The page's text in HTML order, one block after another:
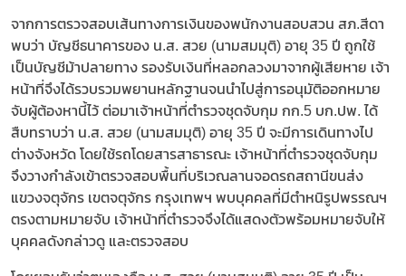
จากการตรวจสอบเส้นทางการเงินของพนักงานสอบสวน สภ.สีดา
พบว่า บัญชีธนาคารของ น.ส. สวย (นามสมมุติ) อายุ 35 ปี ถูกใช้
เป็นบัญชีม้าปลายทาง รองรับเงินที่หลอกลวงมาจากผู้เสียหาย เจ้า
หน้าที่จึงได้รวบรวมพยานหลักฐานจนนำไปสู่การอนุมัติออกหมาย
จับผู้ต้องหานี้ไว้ ต่อมาเจ้าหน้าที่ตำรวจชุดจับกุม กก.5 บก.ปพ. ได้
สืบทราบว่า น.ส. สวย (นามสมมุติ) อายุ 35 ปี จะมีการเดินทางไป
ต่างจังหวัด โดยใช้รถโดยสารสาธารณะ เจ้าหน้าที่ตำรวจชุดจับกุม
จึงวางกำลังเข้าตรวจสอบพื้นที่บริเวณลานจอดรถสถานีขนส่ง
แขวงจตุจักร เขตจตุจักร กรุงเทพฯ พบบุคคลที่มีตำหนิรูปพรรณฯ
ตรงตามหมายจับ เจ้าหน้าที่ตำรวจจึงได้แสดงตัวพร้อมหมายจับให้
บุคคลดังกล่าวดู และตรวจสอบ